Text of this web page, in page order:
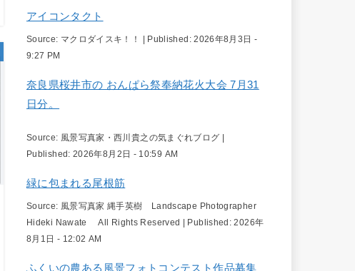
アイコンタクト
Source: マクロダイスキ！！ Published:2026年8月3日 -
9:27 PM
奈良県桜井市の おんぱら祭奉納花火大会 7月31
日分。
Source: 風景写真家・西川貴之の気まぐれブログ
Published: 2026年8月2日 - 10:59 AM
緑に包まれる尾根筋
Source: 風景写真家 縄手英樹 Landscape Photographer
Hideki Nawate All Rights Reserved
Published:2026年
8月1日 - 12:02 AM
ふくいの農ある風景フォトコンテスト作品募集